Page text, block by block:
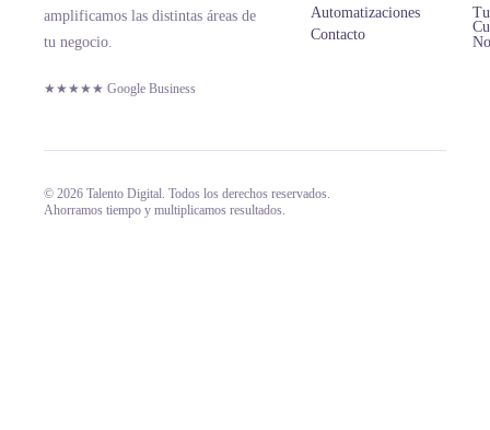
amplificamos las distintas áreas de
tu negocio.
★★★★★ Google Business
Automatizaciones
Contacto
© 2026 Talento Digital. Todos los derechos reservados.
Ahorramos tiempo y multiplicamos resultados.